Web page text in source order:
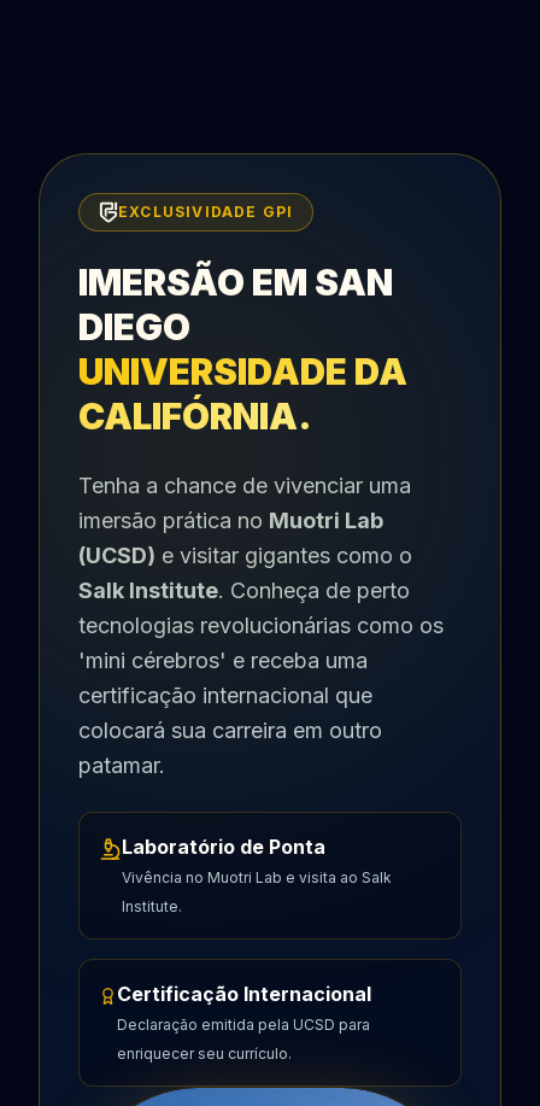
EXCLUSIVIDADE GPI
IMERSÃO EM SAN
DIEGO
UNIVERSIDADE DA
CALIFÓRNIA.
Tenha a chance de vivenciar uma
imersão prática no Muotri Lab
(UCSD) e visitar gigantes como o
Salk Institute. Conheça de perto
tecnologias revolucionárias como os
'mini cérebros' e receba uma
certificação internacional que
colocará sua carreira em outro
patamar.
Laboratório de Ponta
Vivência no Muotri Lab e visita ao Salk
Institute.
Certificação Internacional
Declaração emitida pela UCSD para
enriquecer seu currículo.